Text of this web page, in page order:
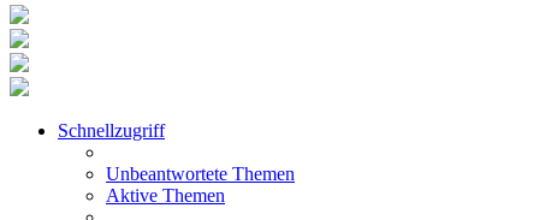
Schnellzugriff
Unbeantwortete Themen
Aktive Themen